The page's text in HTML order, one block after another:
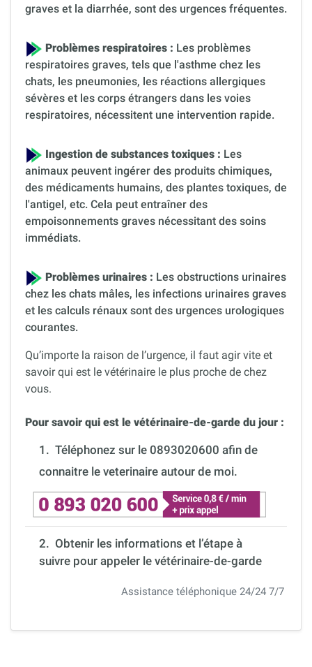
graves et la diarrhée, sont des urgences fréquentes.
Problèmes respiratoires : Les problèmes
respiratoires graves, tels que l'asthme chez les
chats, les pneumonies, les réactions allergiques
sévères et les corps étrangers dans les voies
respiratoires, nécessitent une intervention rapide.
Ingestion de substances toxiques : Les
animaux peuvent ingérer des produits chimiques,
des médicaments humains, des plantes toxiques, de
l'antigel, etc. Cela peut entraîner des
empoisonnements graves nécessitant des soins
immédiats.
Problèmes urinaires : Les obstructions urinaires
chez les chats mâles, les infections urinaires graves
et les calculs rénaux sont des urgences urologiques
courantes.
Qu’importe la raison de l’urgence, il faut agir vite et
savoir qui est le vétérinaire le plus proche de chez
vous.
Pour savoir qui est le vétérinaire-de-garde du jour :
1. Téléphonez sur le 0893020600 afin de
connaitre le veterinaire autour de moi.
2. Obtenir les informations et l’étape à
suivre pour appeler le vétérinaire-de-garde
Assistance téléphonique 24/24 7/7